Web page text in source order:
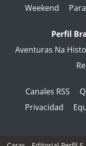
Weekend
Perfil
Aventuras Na
Canales RSS
Privacidad